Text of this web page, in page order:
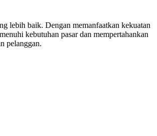
lebih baik. Dengan memanfaatkan kekuatan
kebutuhan pasar dan mempertahankan
pelanggan.